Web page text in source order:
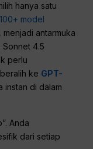
hanya satu
model
menjadi antarmuka
4.5
perlu
ke GPT-
instan di dalam
Anda
dari setiap